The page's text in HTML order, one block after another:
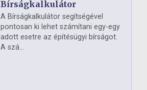
Bírságkalkulátor
A Bírságkalkulátor segítségével
pontosan ki lehet számítani egy-egy
adott esetre az építésügyi bírságot.
A szá...